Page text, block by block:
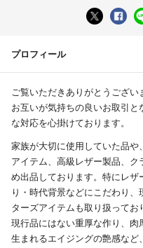
プロフィール
ご覧いただきありがとうござい
お互いが気持ちの良いお取引
な対応を心掛けております。
家族が大切に使用していた品
アイテム、高級レザー製品、
め出品しております。特にレ
り・時代背景などにこだわり
ターズアイテムも取り扱ってお
現行品にはない重厚な作り、
生まれるエイジングの艶感な